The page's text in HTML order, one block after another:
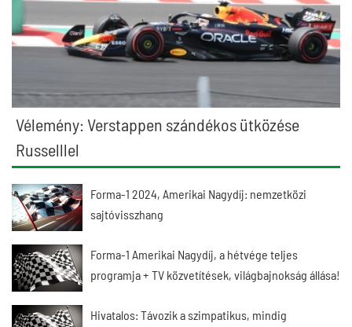
Vélemény: Verstappen szándékos ütközése
Russelllel
Forma-1 2024, Amerikai Nagydíj: nemzetközi
sajtóvisszhang
Forma-1 Amerikai Nagydíj, a hétvége teljes
programja + TV közvetítések, világbajnokság állása!
Hivatalos: Távozik a szimpatikus, mindig